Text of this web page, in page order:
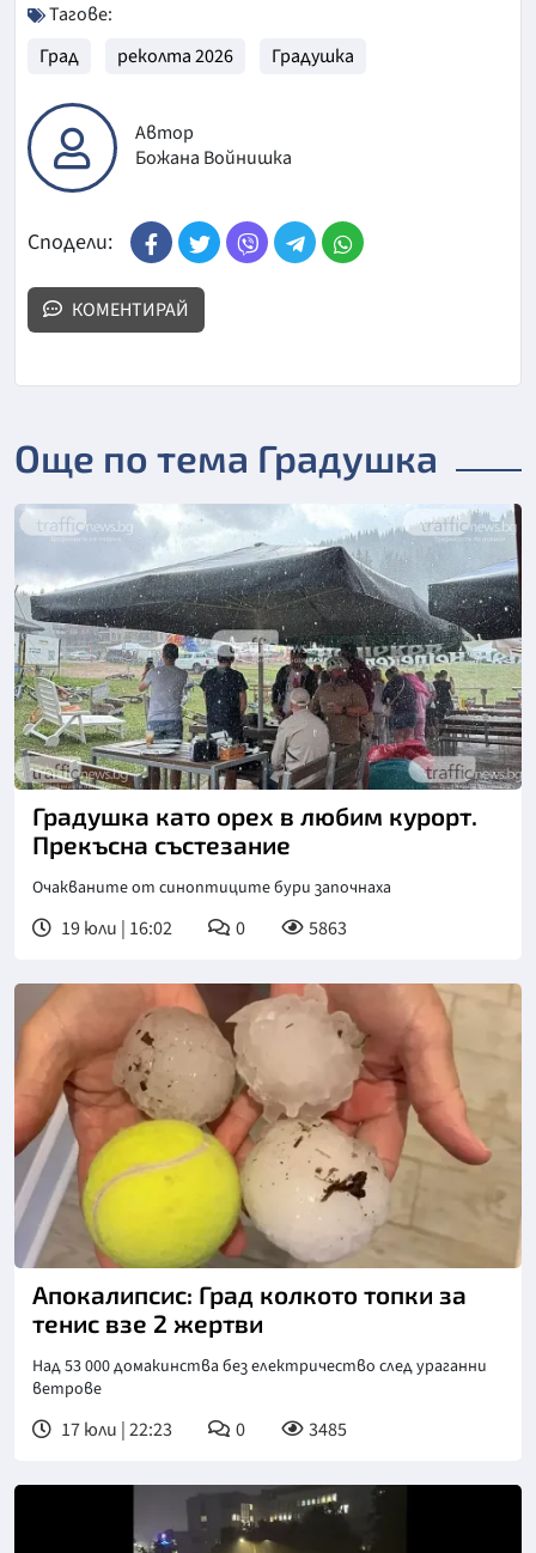
Тагове:
Град
реколта 2026 Градушка
Автор
Божана Войнишка
Сподели:
КОМЕНТИРАЙ
Още по тема Градушка
Градушка като орех в любим курорт.
Прекъсна състезание
Очакваните от синоптиците бури започнаха
19 юли | 16:02 0 5863
Апокалипсис: Град колкото топки за
тенис взе 2 жертви
Над 53 000 домакинства без електричество след ураганни
ветрове
17 юли | 22:23 0 3485